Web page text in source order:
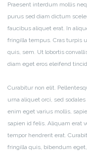
Praesent interdum mollis
purus sed diam dictum
faucibus aliquet erat. In
fringilla tempus. Cras turpis
quis, sem. Ut lobortis
diam eget eros eleifend
Curabitur non elit.
urna aliquet orci, sed
enim eget varius mollis,
sapien id felis. Aliquam erat
tempor hendrerit erat.
fringilla quis, bibendum